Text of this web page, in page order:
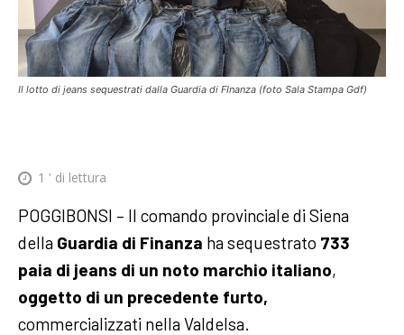
Il lotto di jeans sequestrati dalla Guardia di FInanza (foto Sala Stampa Gdf)
1 ' di lettura
POGGIBONSI – Il comando provinciale di Siena
della Guardia di Finanza ha sequestrato 733
paia di jeans di un noto marchio italiano,
oggetto di un precedente furto,
commercializzati nella Valdelsa.